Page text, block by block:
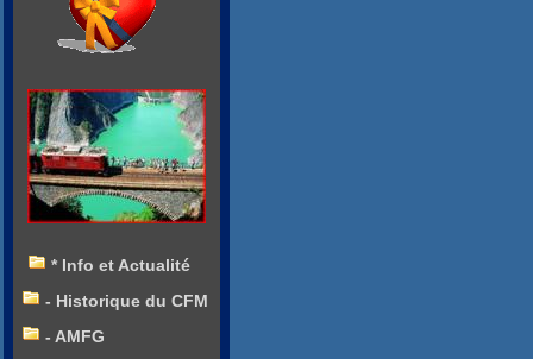
* Info et Actualité
- Historique du CFM
- AMFG